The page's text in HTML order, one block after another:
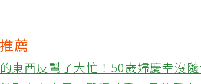
薦
東西反幫了大忙！50歲婦慶幸沒